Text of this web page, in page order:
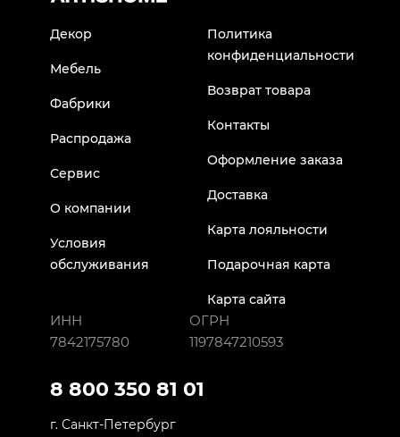
Декор
Мебель
Фабрики
Распродажа
Сервис
О компании
Условия
обслуживания
Политика
конфиденциальности
Возврат товара
Контакты
Оформление заказа
Доставка
Карта лояльности
Подарочная карта
Карта сайта
ИНН
7842175780
ОГРН
1197847210593
8 800 350 81 01
г. Санкт-Петербург